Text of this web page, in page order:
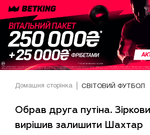
Домашня сторінка СВІТОВИЙ ФУТБОЛ
Обрав друга путіна.
вирішив залишити Шахтар